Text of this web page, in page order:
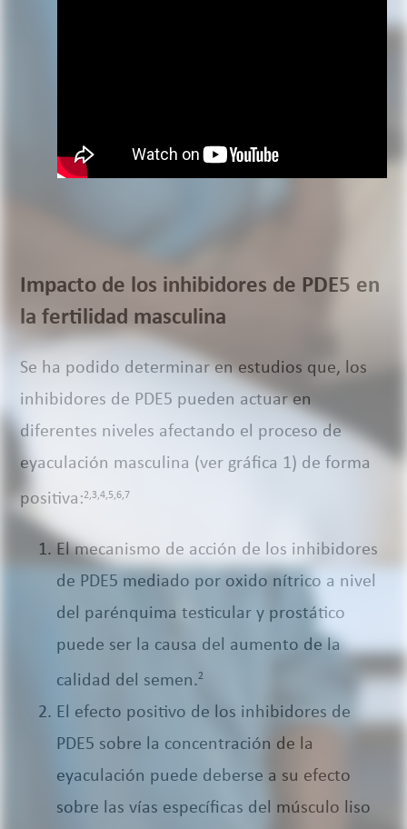
Impacto de los inhibidores de PDE5 en
la fertilidad masculina
Se ha podido determinar en estudios que, los
inhibidores de PDE5 pueden actuar en
diferentes niveles afectando el proceso de
eyaculación masculina (ver gráfica 1) de forma
positiva:2,3,4,5,6,7
El mecanismo de acción de los inhibidores
de PDE5 mediado por oxido nítrico a nivel
del parénquima testicular y prostático
puede ser la causa del aumento de la
calidad del semen.2
El efecto positivo de los inhibidores de
PDE5 sobre la concentración de la
eyaculación puede deberse a su efecto
sobre las vías específicas del músculo liso